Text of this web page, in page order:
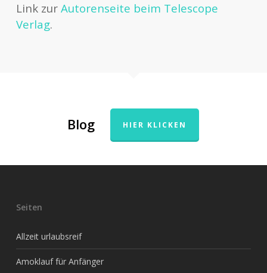
Link zur Autorenseite beim Telescope
Verlag.
Blog HIER KLICKEN
Seiten
Allzeit urlaubsreif
Amoklauf für Anfänger